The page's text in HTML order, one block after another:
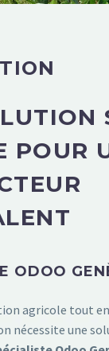
POUR
ODOO
agricole tout
nécessite une